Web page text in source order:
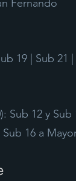
Fernando
19 | Sub 21
Sub 12 y Sub
16 a